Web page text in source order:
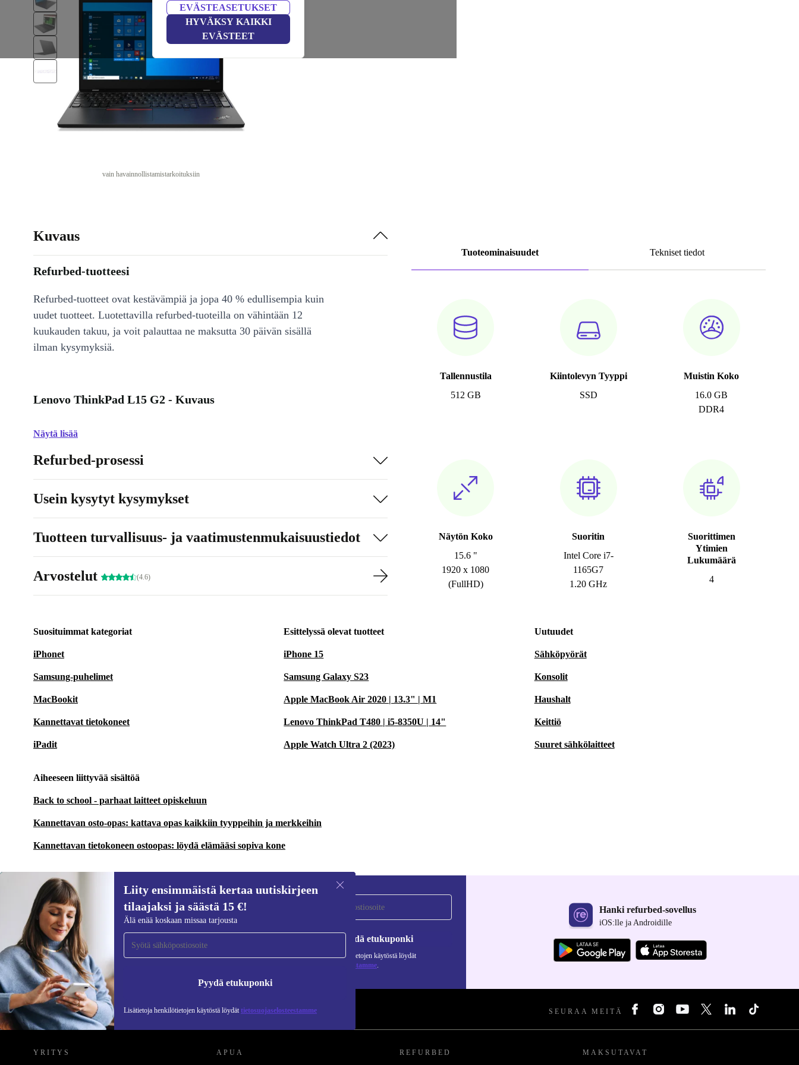
EVÄSTEASETUKSET
HYVÄKSY KAIKKI
EVÄSTEET
vain havainnollistamistarkoituksiin
Tuoteominaisuudet Tekniset tiedot
Tallennustila
512 GB
Kiintolevyn Tyyppi
SSD
Muistin Koko
16.0 GB
DDR4
Näytön Koko
15.6 "
1920 x 1080
(FullHD)
Suoritin
Intel Core i7-
1165G7
1.20 GHz
Suorittimen
Ytimien
Lukumäärä
4
Kuvaus
Refurbed-tuotteesi
Refurbed-tuotteet ovat kestävämpiä ja jopa 40 % edullisempia kuin
uudet tuotteet. Luotettavilla refurbed-tuoteilla on vähintään 12
kuukauden takuu, ja voit palauttaa ne maksutta 30 päivän sisällä
ilman kysymyksiä.
Lenovo ThinkPad L15 G2 - Kuvaus
Näytä lisää
Refurbed-prosessi
Usein kysytyt kysymykset
Tuotteen turvallisuus- ja vaatimustenmukaisuustiedot
Arvostelut (4.6)
Suosituimmat kategoriat
iPhonet
Samsung-puhelimet
MacBookit
Kannettavat tietokoneet
iPadit
Esittelyssä olevat tuotteet
iPhone 15
Samsung Galaxy S23
Apple MacBook Air 2020 | 13.3" | M1
Lenovo ThinkPad T480 | i5-8350U | 14"
Apple Watch Ultra 2 (2023)
Uutuudet
Sähköpyörät
Konsolit
Haushalt
Keittiö
Suuret sähkölaitteet
Aiheeseen liittyvää sisältöä
Back to school - parhaat laitteet opiskeluun
Kannettavan osto-opas: kattava opas kaikkiin tyyppeihin ja merkkeihin
Kannettavan tietokoneen ostoopas: löydä elämääsi sopiva kone
Liity ensimmäistä kertaa uutiskirjeen
tilaajaksi ja säästä 15 €!
Älä enää koskaan missaa tarjousta
Pyydä etukuponki
Lisätietoja henkilötietojen käytöstä löydät tietosuojaselosteestamme
Liity ensimmäistä kertaa uutiskirjeen
tilaajaksi ja säästä 15 €!
Älä missaa enää yhtäkään tarjousta.
Pyydä etukuponki
Lisätietoja henkilötietojen käytöstä löydät
tietosuojaselosteestamme.
Hanki refurbed-sovellus
iOS:lle ja Androidille
REFURBED SUOMI - RETHINK NEW. SEURAA MEITÄ
YRITYS APUA REFURBED MAKSUTAVAT